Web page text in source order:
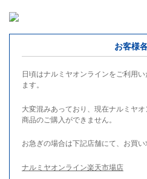
お客様
日頃はナルミヤオンラインをご利用
ます。
大変混みあっており、現在ナルミヤ
商品のご購入ができません。
お急ぎの場合は下記店舗にて、お買い
ナルミヤオンライン楽天市場店